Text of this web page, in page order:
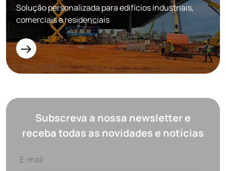
Solução personalizada para edifícios industriais,
comerciais e residenciais
Subscreva a nossa newsletter e
receba todas as novidades e notícias